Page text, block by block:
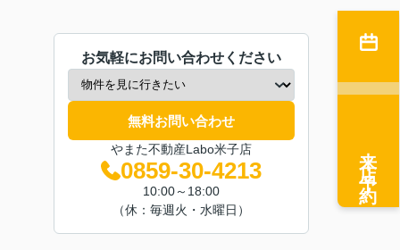
お気軽にお問い合わせください
無料お問い合わせ
やまた不動産Labo米子店
0859-30-4213
10:00～18:00
（休：毎週火・水曜日）
来店予約